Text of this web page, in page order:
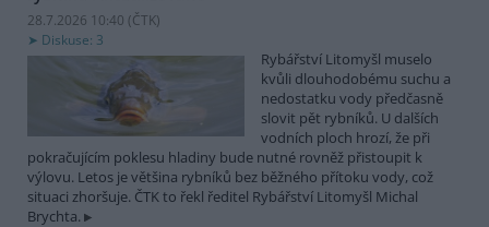
28.7.2026 10:40 (ČTK)
Diskuse: 3
Rybářství Litomyšl muselo
kvůli dlouhodobému suchu a
nedostatku vody předčasně
slovit pět rybníků. U dalších
vodních ploch hrozí, že při
pokračujícím poklesu hladiny bude nutné rovněž přistoupit k
výlovu. Letos je většina rybníků bez běžného přítoku vody, což
situaci zhoršuje. ČTK to řekl ředitel Rybářství Litomyšl Michal
Brychta.